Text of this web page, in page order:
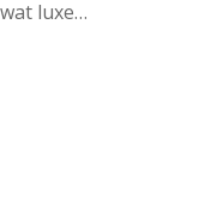
luxe…